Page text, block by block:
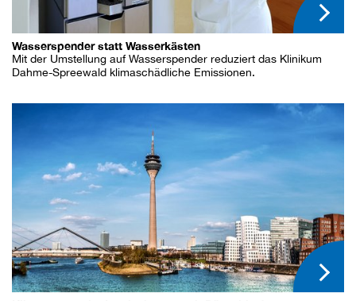
Wasserspender statt Wasserkästen
Mit der Umstellung auf Wasserspender reduziert das Klinikum
Dahme-Spreewald klimaschädliche Emissionen.